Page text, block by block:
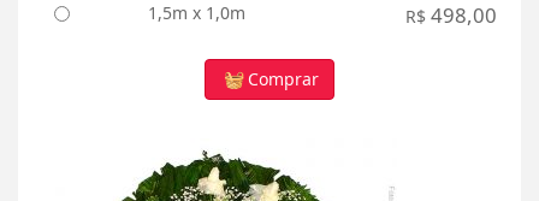
1,5m x 1,0m R$ 498,00
Comprar